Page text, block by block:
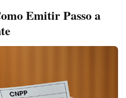
Emitir Passo a